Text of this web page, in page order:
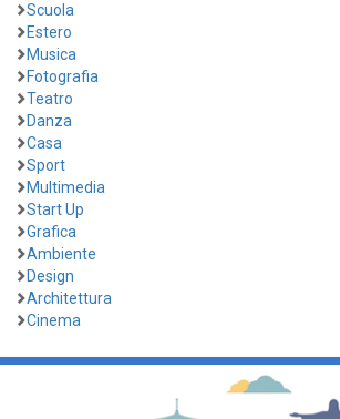
Scuola
Estero
Musica
Fotografia
Teatro
Danza
Casa
Sport
Multimedia
Start Up
Grafica
Ambiente
Design
Architettura
Cinema